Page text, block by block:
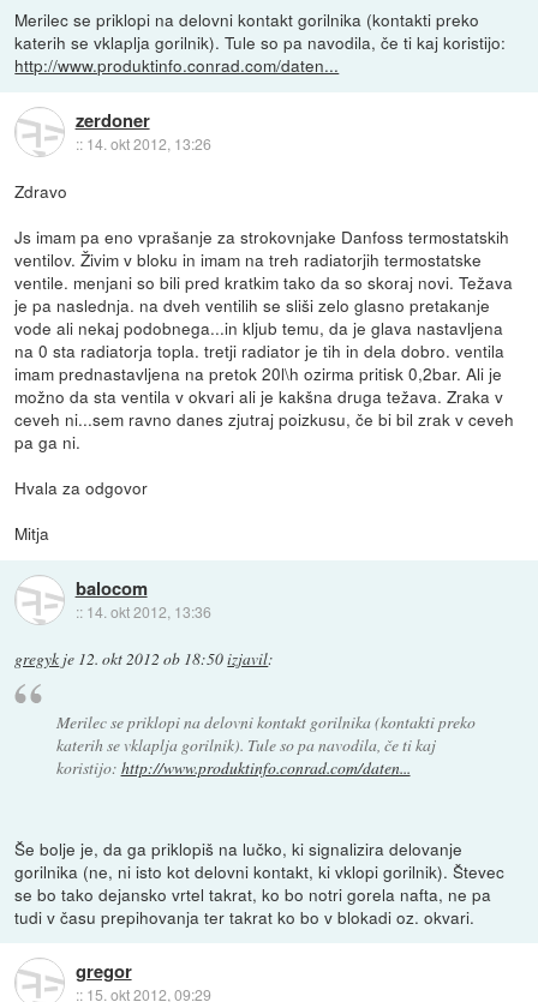
Merilec se priklopi na delovni kontakt gorilnika (kontakti preko
katerih se vklaplja gorilnik). Tule so pa navodila, če ti kaj koristijo:
http://www.produktinfo.conrad.com/daten...
zerdoner
:: 14. okt 2012, 13:26
Zdravo
Js imam pa eno vprašanje za strokovnjake Danfoss termostatskih
ventilov. Živim v bloku in imam na treh radiatorjih termostatske
ventile. menjani so bili pred kratkim tako da so skoraj novi. Težava
je pa naslednja. na dveh ventilih se sliši zelo glasno pretakanje
vode ali nekaj podobnega...in kljub temu, da je glava nastavljena
na 0 sta radiatorja topla. tretji radiator je tih in dela dobro. ventila
imam prednastavljena na pretok 20l\h ozirma pritisk 0,2bar. Ali je
možno da sta ventila v okvari ali je kakšna druga težava. Zraka v
ceveh ni...sem ravno danes zjutraj poizkusu, če bi bil zrak v ceveh
pa ga ni.
Hvala za odgovor
Mitja
balocom
:: 14. okt 2012, 13:36
gregyk je 12. okt 2012 ob 18:50izjavil:
Merilec se priklopi na delovni kontakt gorilnika (kontakti preko
katerih se vklaplja gorilnik). Tule so pa navodila, če ti kaj
koristijo: http://www.produktinfo.conrad.com/daten...
Še bolje je, da ga priklopiš na lučko, ki signalizira delovanje
gorilnika (ne, ni isto kot delovni kontakt, ki vklopi gorilnik). Števec
se bo tako dejansko vrtel takrat, ko bo notri gorela nafta, ne pa
tudi v času prepihovanja ter takrat ko bo v blokadi oz. okvari.
gregor
:: 15. okt 2012, 09:29